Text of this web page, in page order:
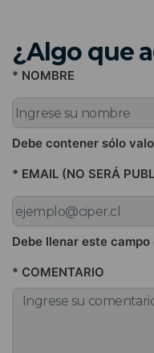
¿Algo que
* NOMBRE
Debe contener sólo
* EMAIL (NO SERÁ
Debe llenar este
* COMENTARIO